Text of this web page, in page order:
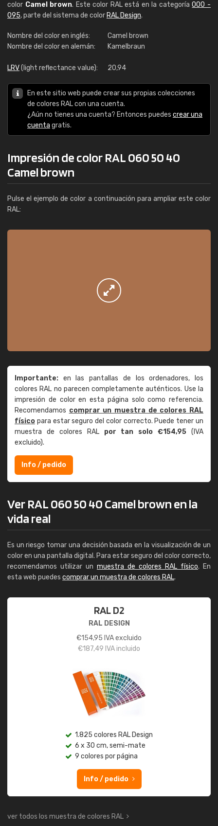
color Camel brown. Este color RAL está en la categoría000 -
095, parte del sistema de color RAL Design.
Nombre del color en inglés:
Camel brown
Nombre del color en alemán:
Kamelbraun
LRV(light reflectance value): 20,94
En este sitio web puede crear sus propias colecciones
de colores RAL con una cuenta.
¿Aún no tienes una cuenta? Entonces puedes crear una
cuenta gratis.
Impresión de color RAL 060 50 40
Camel brown
Pulse el ejemplo de color a continuación para ampliar este color
RAL:
Importante: en las pantallas de los ordenadores, los
colores RAL no parecen completamente auténticos. Use la
impresión de color en esta página solo como referencia.
Recomendamos comprar un muestra de colores RAL
físico para estar seguro del color correcto. Puede tener un
muestra de colores RAL por tan solo €154,95 (IVA
excluido).
Info / pedido
Ver RAL 060 50 40 Camel brown en la
vida real
Es un riesgo tomar una decisión basada en la visualización de un
color en una pantalla digital. Para estar seguro del color correcto,
recomendamos utilizar un muestra de colores RAL físico. En
esta web puedes comprar un muestra de colores RAL.
RAL D2
RAL DESIGN
€154,95 IVA excluido
€187,49 IVA incluido
1.825 colores RAL Design
6 x 30 cm, semi-mate
9 colores por página
Info / pedido
ver todos los muestra de colores RAL